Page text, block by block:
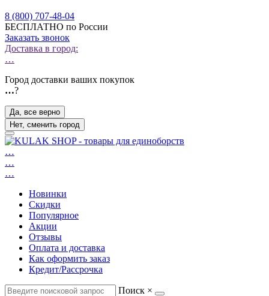
8 (800) 707-48-04
БЕСПЛАТНО по России
Заказать звонок
Доставка в город:
…
Город доставки ваших покупок
…?
Да, все верно
Нет, сменить город
…
…
…
Новинки
Скидки
Популярное
Акции
Отзывы
Оплата и доставка
Как оформить заказ
Кредит/Рассрочка
Поиск ×